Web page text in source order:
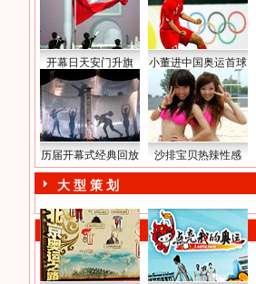
开幕日天安门升旗 小董进中国奥运首球
历届开幕式经典回放 沙排宝贝热辣性感
大 型 策 划